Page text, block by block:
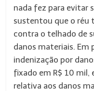
nada fez para evitar
sustentou que o réu
contra o telhado de
danos materiais. Em
indenização por
fixado em R$ 10 mil,
relativa aos danos